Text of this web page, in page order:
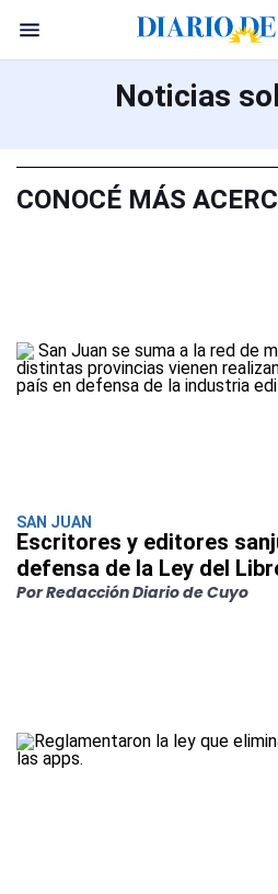
Noticias
CONOCÉ MÁS
SAN JUAN
Escritores y editores
defensa de la Ley del
Por Redacción Diario de Cuyo